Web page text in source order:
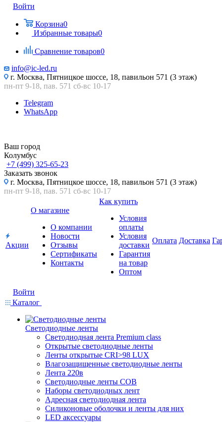
Войти
Корзина0
Избранные товары0
Сравнение товаров0
info@ic-led.ru
г. Москва, Пятницкое шоссе, 18, павильон 571 (3 этаж)
пн-пт 9-18, пав. 571 сб-вс 10-17
Telegram
WhatsApp
Ваш город
Колумбус
+7 (499) 325-65-23
Заказать звонок
г. Москва, Пятницкое шоссе, 18, павильон 571 (3 этаж)
пн-пт 9-18, пав. 571 сб-вс 10-17
Акции
О магазине
О компании
Новости
Отзывы
Сертификаты
Контакты
Как купить
Условия
оплаты
Условия
доставки
Гарантия
на товар
Оптом
Оплата Доставка
Войти
Каталог
Светодиодные ленты
Светодиодная лента Premium class
Открытые светодиодные ленты
Ленты открытые CRI>98 LUX
Влагозащищенные светодиодные ленты
Лента 220в
Светодиодные ленты COB
Наборы светодиодных лент
Адресная светодиодная лента
Силиконовые оболочки и ленты для них
LED аксессуары